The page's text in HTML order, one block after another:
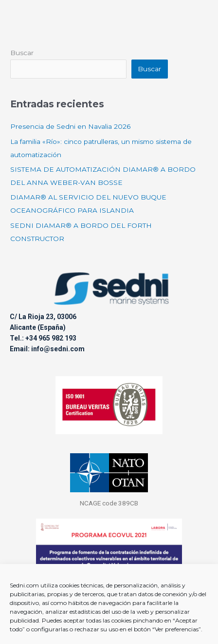
Sedni.com utiliza cookies técnicas, de personalización, análisis y
publicitarias, propias y de terceros, que tratan datos de conexión y/o del
dispositivo, así como hábitos de navegación para facilitarle la
navegación, analizar estadísticas del uso de la web y personalizar
publicidad. Puedes aceptar todas las cookies pinchando en “Aceptar
todo” o configurarlas o rechazar su uso en el botón “Ver preferencias”.
Buscar
Buscar
Entradas recientes
Presencia de Sedni en Navalia 2026
La familia «Río»: cinco patrulleras, un mismo sistema de
automatización
SISTEMA DE AUTOMATIZACIÓN DIAMAR® A BORDO
DEL ANNA WEBER-VAN BOSSE
DIAMAR® AL SERVICIO DEL NUEVO BUQUE
OCEANOGRÁFICO PARA ISLANDIA
SEDNI DIAMAR® A BORDO DEL FORTH
CONSTRUCTOR
C/ La Rioja 23, 03006
Alicante (España)
Tel.: +34 965 982 193
Email: info@sedni.com
NCAGE code 389CB